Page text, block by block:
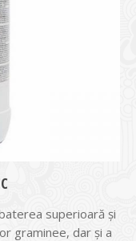
superioară şi
graminee, dar şi a